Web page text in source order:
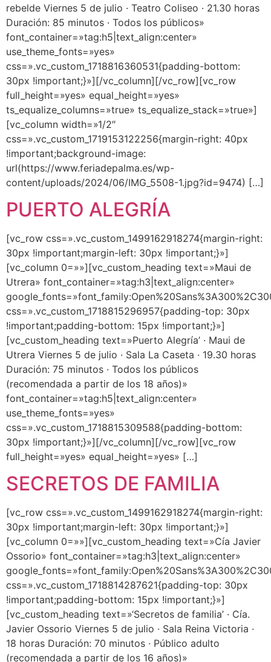
rebelde Viernes 5 de julio · Teatro Coliseo · 21.30 horas
Duración: 85 minutos · Todos los públicos»
font_container=»tag:h5|text_align:center»
use_theme_fonts=»yes»
css=».vc_custom_1718816360531{padding-bottom:
30px !important;}»][/vc_column][/vc_row][vc_row
full_height=»yes» equal_height=»yes»
ts_equalize_columns=»true» ts_equalize_stack=»true»]
[vc_column width=»1/2″
css=».vc_custom_1719153122256{margin-right: 40px
!important;background-image:
url(https://www.feriadepalma.es/wp-
content/uploads/2024/06/IMG_5508-1.jpg?id=9474) […]
PUERTO ALEGRÍA
[vc_row css=».vc_custom_1499162918274{margin-right:
30px !important;margin-left: 30px !important;}»]
[vc_column 0=»»][vc_custom_heading text=»Maui de
Utrera» font_container=»tag:h3|text_align:center»
css=».vc_custom_1718815296957{padding-top: 30px
!important;padding-bottom: 15px !important;}»]
[vc_custom_heading text=»Puerto Alegría’ · Maui de
Utrera Viernes 5 de julio · Sala La Caseta · 19.30 horas
Duración: 75 minutos · Todos los públicos
(recomendada a partir de los 18 años)»
font_container=»tag:h5|text_align:center»
use_theme_fonts=»yes»
css=».vc_custom_1718815309588{padding-bottom:
30px !important;}»][/vc_column][/vc_row][vc_row
full_height=»yes» equal_height=»yes» […]
SECRETOS DE FAMILIA
[vc_row css=».vc_custom_1499162918274{margin-right:
30px !important;margin-left: 30px !important;}»]
[vc_column 0=»»][vc_custom_heading text=»Cía Javier
Ossorio» font_container=»tag:h3|text_align:center»
css=».vc_custom_1718814287621{padding-top: 30px
!important;padding-bottom: 15px !important;}»]
[vc_custom_heading text=»‘Secretos de familia’ · Cía.
Javier Ossorio Viernes 5 de julio · Sala Reina Victoria ·
18 horas Duración: 70 minutos · Público adulto
(recomendada a partir de los 16 años)»